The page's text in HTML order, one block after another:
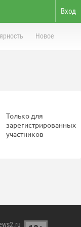
Вход
Новое
Только для
зарегистрированных
участников